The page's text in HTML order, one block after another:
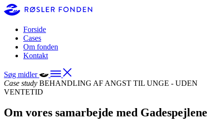
Forside
Cases
Om fonden
Kontakt
Søg midler
Case study BEHANDLING AF ANGST TIL UNGE - UDEN
VENTETID
Om vores samarbejde med Gadespejlene